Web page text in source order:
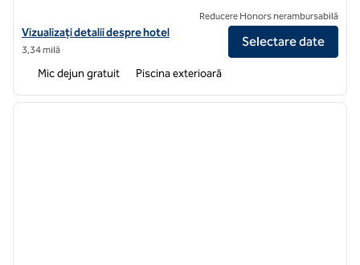
Vizualizați detaliile hotelului pentru Hampton Inn & Suites San
Vizualizați detalii despre hotel
3,34 milă
Reducere Honors nerambursabilă
Selectare date
Mic dejun gratuit Piscina exterioară
1 din 12